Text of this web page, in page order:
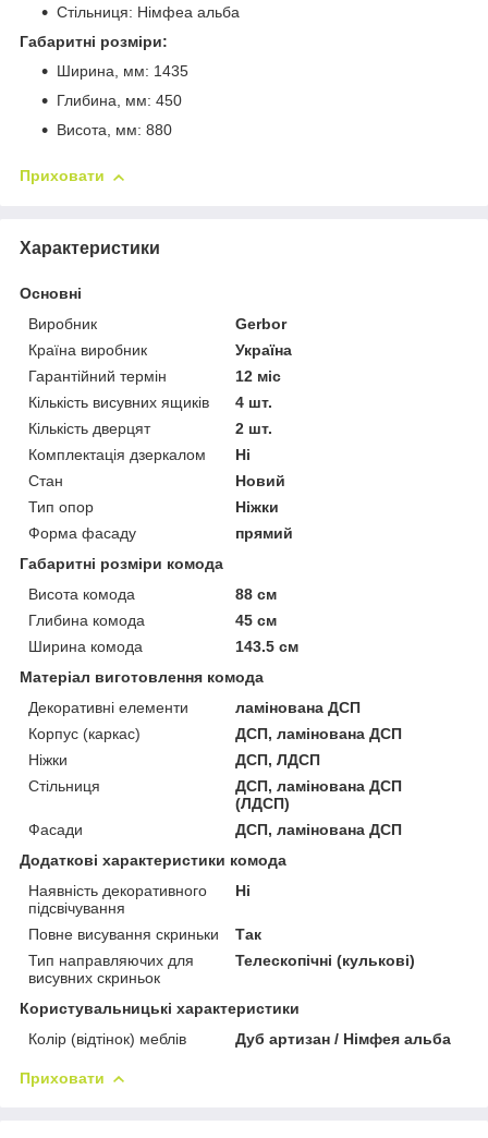
Стільниця: Німфеа альба
Габаритні розміри:
Ширина, мм: 1435
Глибина, мм: 450
Висота, мм: 880
Приховати
Характеристики
Основні
Виробник
Gerbor
Країна виробник
Україна
Гарантійний термін
12 міс
Кількість висувних ящиків
4 шт.
Кількість дверцят
2 шт.
Комплектація дзеркалом
Ні
Стан
Новий
Тип опор
Ніжки
Форма фасаду
прямий
Габаритні розміри комода
Висота комода
88 см
Глибина комода
45 см
Ширина комода
143.5 см
Матеріал виготовлення комода
Декоративні елементи
ламінована ДСП
Корпус (каркас)
ДСП, ламінована ДСП
Ніжки
ДСП, ЛДСП
Стільниця
ДСП, ламінована ДСП
(ЛДСП)
Фасади
ДСП, ламінована ДСП
Додаткові характеристики комода
Наявність декоративного
підсвічування
Ні
Повне висування скриньки
Так
Тип направляючих для
висувних скриньок
Телескопічні (кулькові)
Користувальницькі характеристики
Колір (відтінок) меблів
Дуб артизан / Німфея альба
Приховати